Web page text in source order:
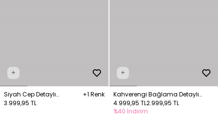
+
Siyah Cep Detaylı
Bağlamalı Keten Gömlek
+1 Renk
3.999,95 TL
+
Kahverengi Bağlama Detaylı
Gömlek
4.999,95 TL2.999,95 TL
%40 İndirim